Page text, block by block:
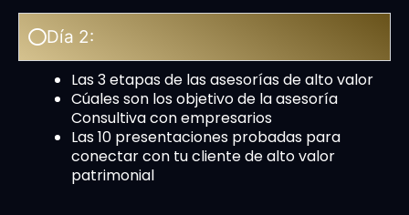
Día 2:
Las 3 etapas de las asesorías de alto valor
Cúales son los objetivo de la asesoría
Consultiva con empresarios
Las 10 presentaciones probadas para
conectar con tu cliente de alto valor
patrimonial